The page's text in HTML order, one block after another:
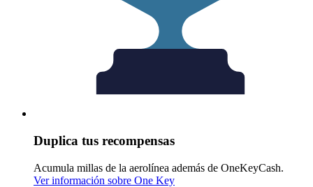
Duplica tus recompensas
Acumula millas de la aerolínea además de OneKeyCash.
Ver información sobre One Key